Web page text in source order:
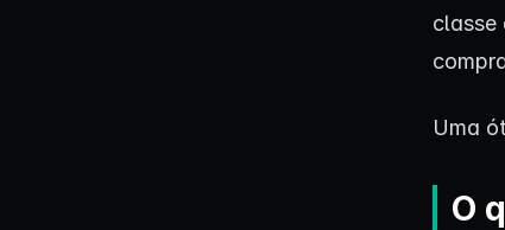
classe
Uma
O